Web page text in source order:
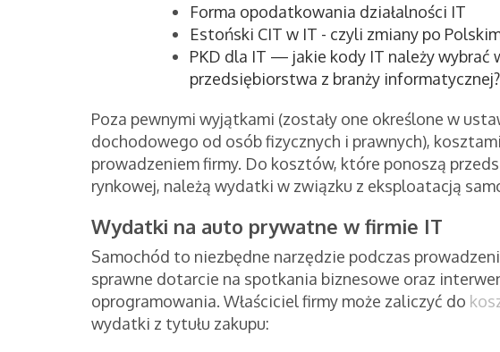
Forma opodatkowania działalności IT
Estoński CIT w IT - czyli zmiany po
PKD dla IT — jakie kody IT należy wybrać
przedsiębiorstwa z branży informatycznej?
Poza pewnymi wyjątkami (zostały one określone w
dochodowego od osób fizycznych i prawnych),
prowadzeniem firmy. Do kosztów, które ponoszą
rynkowej, należą wydatki w związku z eksploatacją
Wydatki na auto prywatne w firmie IT
Samochód to niezbędne narzędzie podczas
sprawne dotarcie na spotkania biznesowe oraz
oprogramowania. Właściciel firmy może zaliczyć do
wydatki z tytułu zakupu: